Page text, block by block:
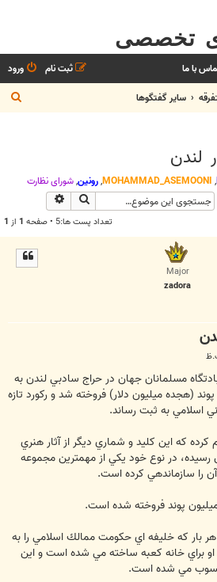
تخصصی
با ما ورود
ثبت نام
ساير گفتگوها
س
لندن
,
MOHAMMAD_ASEMOONI
,رونین,شوراي نظارت
جستجو
تعداد پست ها:5 • صفحه 1 از 1
Major
zadora
مسلمانان جهان در حراج سادبي لندن به
(هجده ميليون دلار) فروخته شد و ركورد تازه
اسلامي به ثبت رساند.
كرده كه اين كليد و شماري ديگر از آثار هنري
رسيده، در نوع خود يكي از مهمترين مجموعه
را سازماندهي كرده است.
بار كه خليفه اي حكومت ممالك اسلامي را به
براي خانه كعبه ساخته مي شده است و اين
مي شده است.